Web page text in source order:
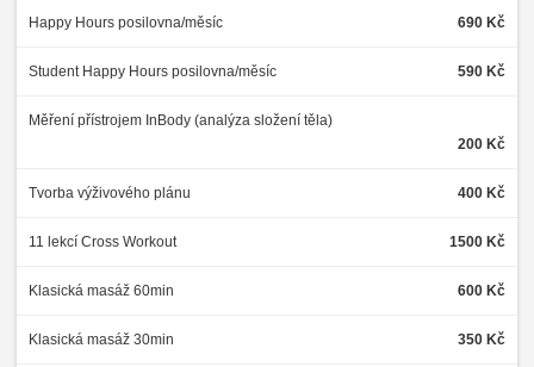
Happy Hours posilovna/měsíc 690 Kč
Student Happy Hours posilovna/měsíc 590 Kč
Měření přístrojem InBody (analýza složení těla)
200 Kč
Tvorba výživového plánu 400 Kč
11 lekcí Cross Workout 1500 Kč
Klasická masáž 60min 600 Kč
Klasická masáž 30min 350 Kč